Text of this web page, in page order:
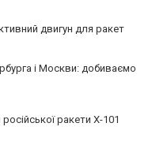
двигун для ракет
і Москви: добиваємо
ракети Х-101